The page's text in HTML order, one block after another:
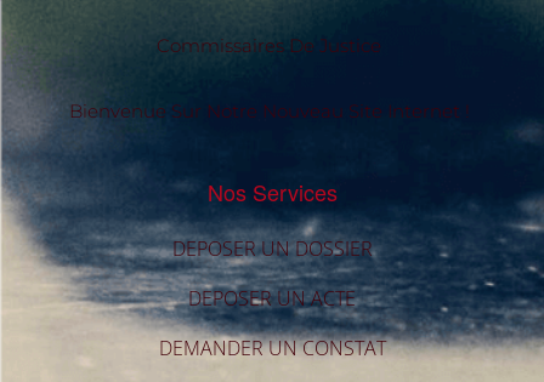
Commissaires De Justice
Bienvenue Sur Notre Nouveau Site Internet !
Nos Services
DEPOSER UN DOSSIER
DEPOSER UN ACTE
DEMANDER UN CONSTAT